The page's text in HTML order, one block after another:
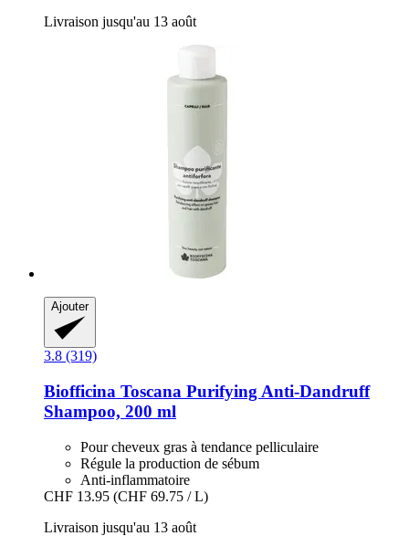
Livraison jusqu'au 13 août
Ajouter
3.8 (319)
Biofficina Toscana Purifying Anti-​Dandruff
Shampoo, 200 ml
Pour cheveux gras à tendance pelliculaire
Régule la production de sébum
Anti-inflammatoire
CHF 13.95 (CHF 69.75 / L)
Livraison jusqu'au 13 août